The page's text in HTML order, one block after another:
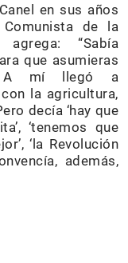
en sus años
de la
“Sabía
que asumieras
A mí llegó a
la agricultura,
decía ‘hay que
‘tenemos que
‘la Revolución
además,